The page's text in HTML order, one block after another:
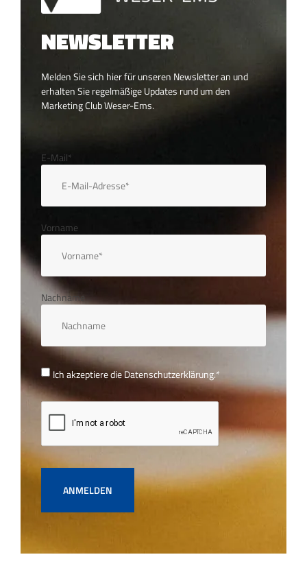
NEWSLETTER
Melden Sie sich hier für unseren Newsletter an und
erhalten Sie regelmäßige Updates rund um den
Marketing Club Weser-Ems.
E-Mail*
Vorname
Nachname
Ich akzeptiere dieDatenschutzerklärung.*
ANMELDEN